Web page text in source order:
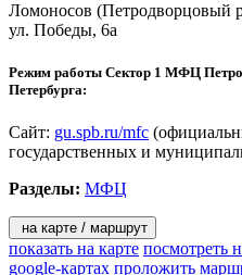
Ломоносов (Петродворцовый
ул. Победы, 6а
Режим работы Сектор 1 МФЦ
Петербурга:
Сайт: gu.spb.ru/mfc
государственных и
Разделы: МФЦ
на карте / маршрут
показать на карте посмотреть
google-картах проложить